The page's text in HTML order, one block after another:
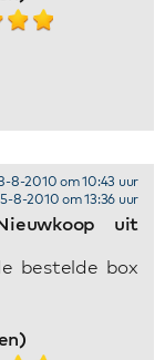
uit
8-2010 om 10:43 uur
8-2010 om 13:36 uur
bestelde box